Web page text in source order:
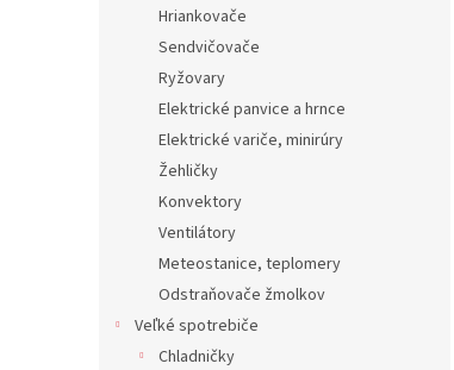
Hriankovače
Sendvičovače
Ryžovary
Elektrické panvice a hrnce
Elektrické variče, minirúry
Žehličky
Konvektory
Ventilátory
Meteostanice, teplomery
Odstraňovače žmolkov
Veľké spotrebiče
Chladničky